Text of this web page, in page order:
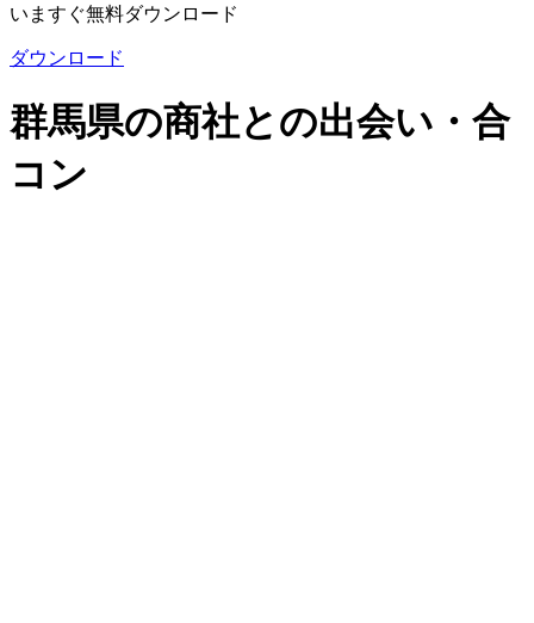
いますぐ無料ダウンロード
ダウンロード
群馬県の商社との出会い・合
コン